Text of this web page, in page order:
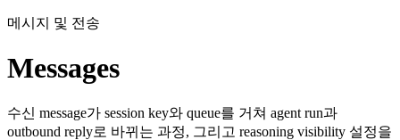
메시지 및 전송
Messages
수신 message가 session key와 queue를 거쳐 agent run과
outbound reply로 바뀌는 과정, 그리고 reasoning visibility 설정을